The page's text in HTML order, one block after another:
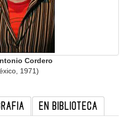
Cordero
1971)
EN BIBLIOTECA